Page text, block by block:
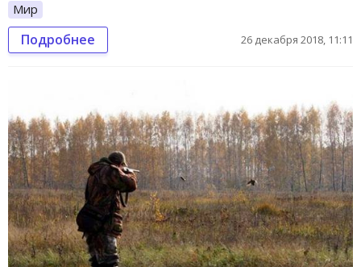
Мир
Подробнее 26 декабря 2018, 11:11